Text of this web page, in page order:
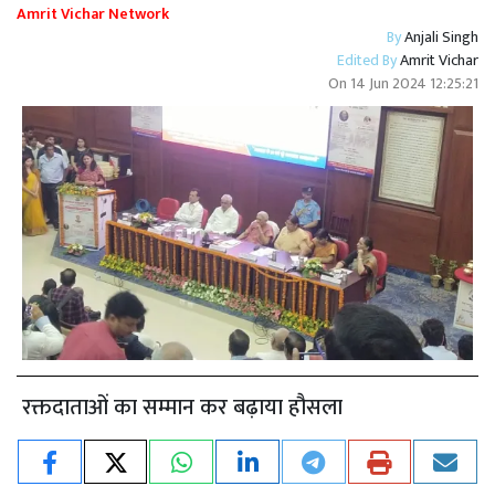
Amrit Vichar Network
ByAnjali Singh
Edited ByAmrit Vichar
On 14 Jun 2024 12:25:21
रक्तदाताओं का सम्मान कर बढ़ाया हौसला